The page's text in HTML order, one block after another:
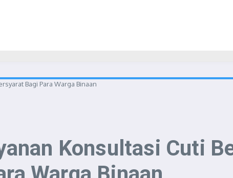
Bagi Para Warga Binaan
Konsultasi Cuti